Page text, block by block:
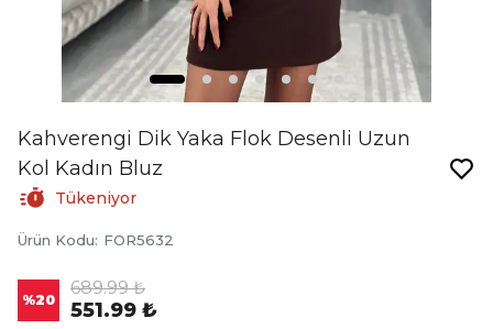
Kahverengi Dik Yaka Flok Desenli Uzun
Kol Kadın Bluz
Tükeniyor
Ürün Kodu: FOR5632
%20
689.99 ₺
551.99 ₺